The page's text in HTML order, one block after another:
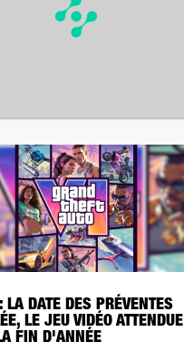
LA DATE DES PRÉVENTES
LE JEU VIDÉO ATTENDUE
FIN D'ANNÉE